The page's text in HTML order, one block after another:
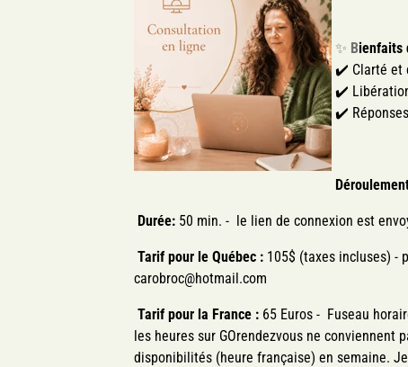
✨ Bienfaits
✔️ Clarté et
✔️
✔️
Durée: 50 min. - le lien de connexion est
Tarif pour le Québec : 105$ (taxes incluses) -
carobroc@hotmail.com
Tarif pour la France : 65 Euros - Fuseau
les heures sur GOrendezvous ne conviennent
disponibilités (heure française) en semaine.